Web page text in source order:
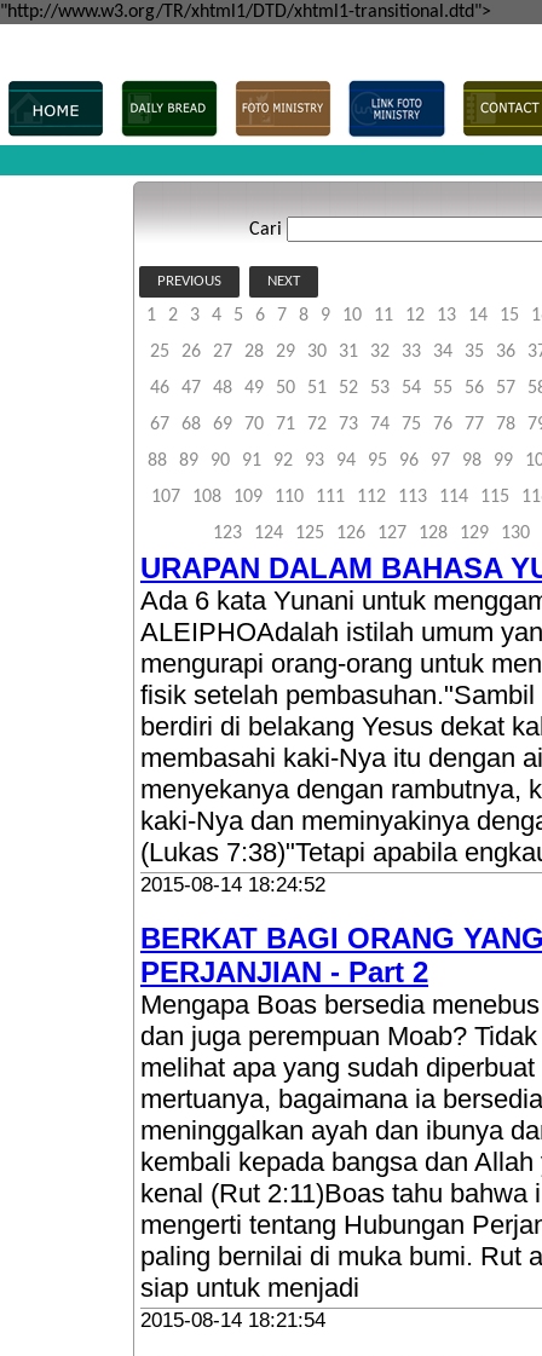
"http://www.w3.org/TR/xhtml1/DTD/xhtml1-transitional.dtd">
Cari
PREVIOUS NEXT
1 2 3 4 5 6 7 8 9 10 11 12 13 14 15
25
26 27 28 29 30 31 32 33 34 35 36
46
47 48 49 50 51 52 53 54 55 56 57
67
68 69 70 71 72 73 74 75 76 77 78
88
89 90 91 92 93 94 95 96 97 98 99
107
108 109 110 111 112 113 114 115
123
124 125 126 127 128 129 130
URAPAN DALAM BAHASA
Ada 6 kata Yunani untuk
ALEIPHOAdalah istilah umum
mengurapi orang-orang untuk
fisik setelah
berdiri di belakang Yesus dekat
membasahi kaki-Nya itu dengan
menyekanya dengan rambutnya,
kaki-Nya dan meminyakinya
(Lukas 7:38)"Tetapi apabila
2015-08-14 18:24:52
BERKAT BAGI ORANG
PERJANJIAN - Part 2
Mengapa Boas bersedia
dan juga perempuan Moab?
melihat apa yang sudah
mertuanya, bagaimana ia
meninggalkan ayah dan ibunya
kembali kepada bangsa dan
kenal (Rut 2:11)Boas tahu bahwa
mengerti tentang Hubungan
paling bernilai di muka bumi. Rut
siap untuk menjadi
2015-08-14 18:21:54